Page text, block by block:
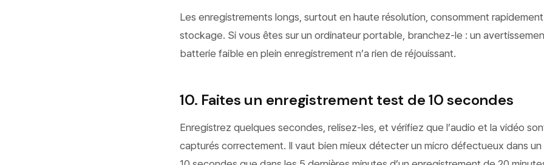
Les enregistrements longs, surtout en haute résolution, consomment
stockage. Si vous êtes sur un ordinateur portable, branchez-le : un
batterie faible en plein enregistrement n’a rien de réjouissant.
10. Faites un enregistrement test de 10 secondes
Enregistrez quelques secondes, relisez-les, et vérifiez que l’audio et la vidéo
capturés correctement. Il vaut bien mieux détecter un micro défectueux dans un